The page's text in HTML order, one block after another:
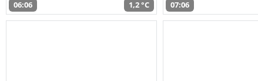
06:06 1,2 °C 07:06